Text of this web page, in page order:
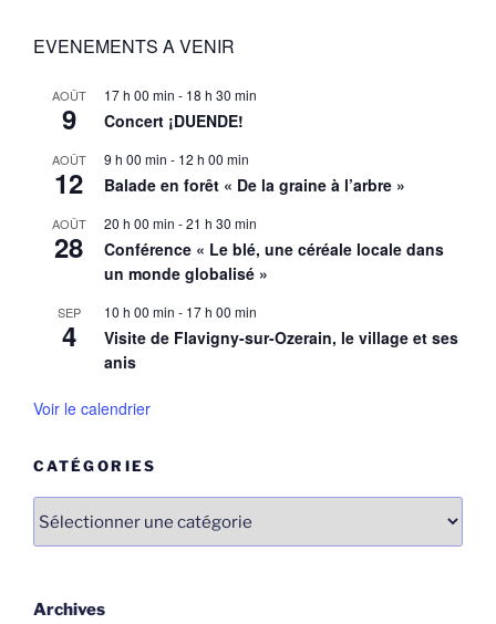
EVENEMENTS A VENIR
AOÛT
9
17 h 00 min - 18 h 30 min
Concert ¡DUENDE!
AOÛT
12
9 h 00 min - 12 h 00 min
Balade en forêt « De la graine à l’arbre »
AOÛT
28
20 h 00 min -21 h 30 min
Conférence « Le blé, une céréale locale dans
un monde globalisé »
SEP
4
10 h 00 min - 17 h 00 min
Visite de Flavigny-sur-Ozerain, le village et ses
anis
Voir le calendrier
CATÉGORIES
Archives